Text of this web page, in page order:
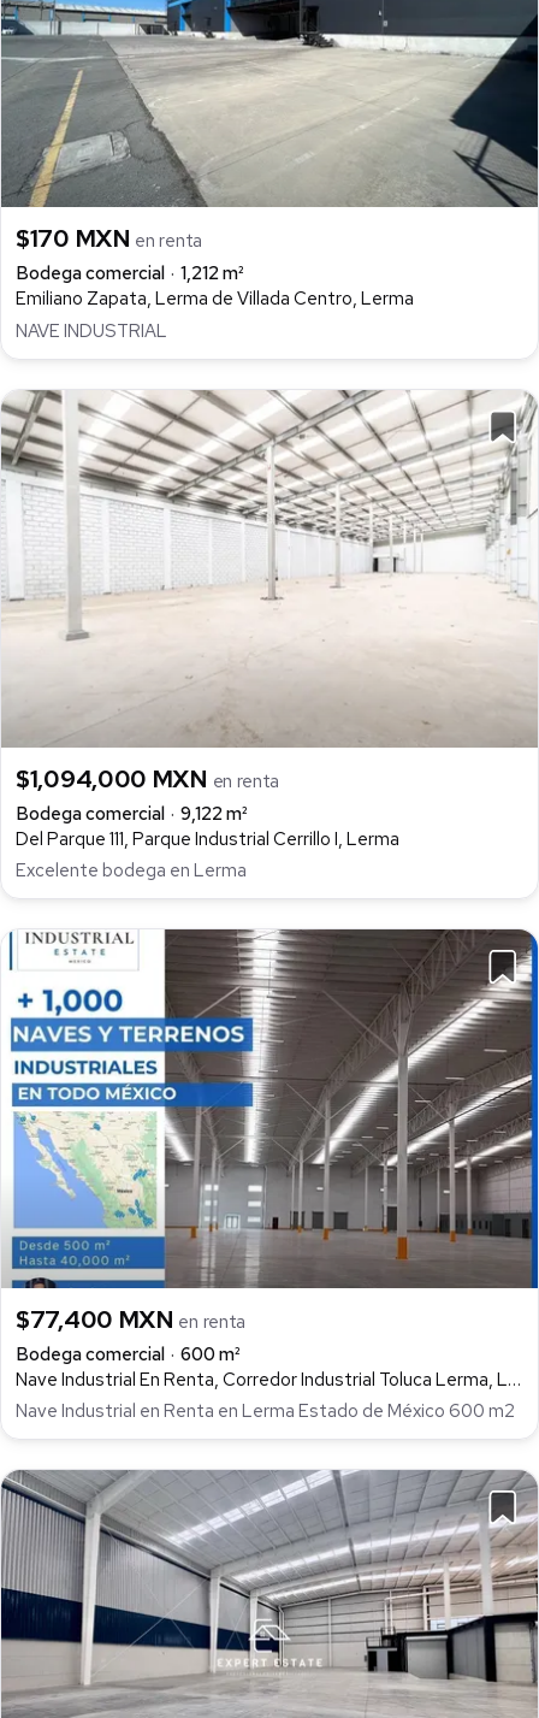
$170 MXN en renta
Bodega comercial
1,212 m²
Emiliano Zapata, Lerma de Villada Centro, Lerma
NAVE INDUSTRIAL
$1,094,000 MXN en renta
Bodega comercial
9,122 m²
Del Parque 111, Parque Industrial Cerrillo I, Lerma
Excelente bodega en Lerma
$77,400 MXN en renta
Bodega comercial
600 m²
Nave Industrial En Renta, Corredor Industrial Toluca Lerma, Lerma
Nave Industrial en Renta en Lerma Estado de México 600 m2